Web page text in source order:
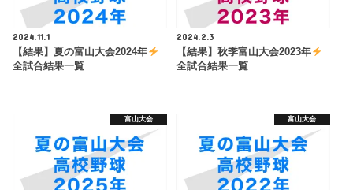
2024.11.1
【結果】夏の富山大会2024年
全試合結果一覧
2024.2.3
【結果】秋季富山大会2023年
全試合結果一覧
富山大会 富山大会